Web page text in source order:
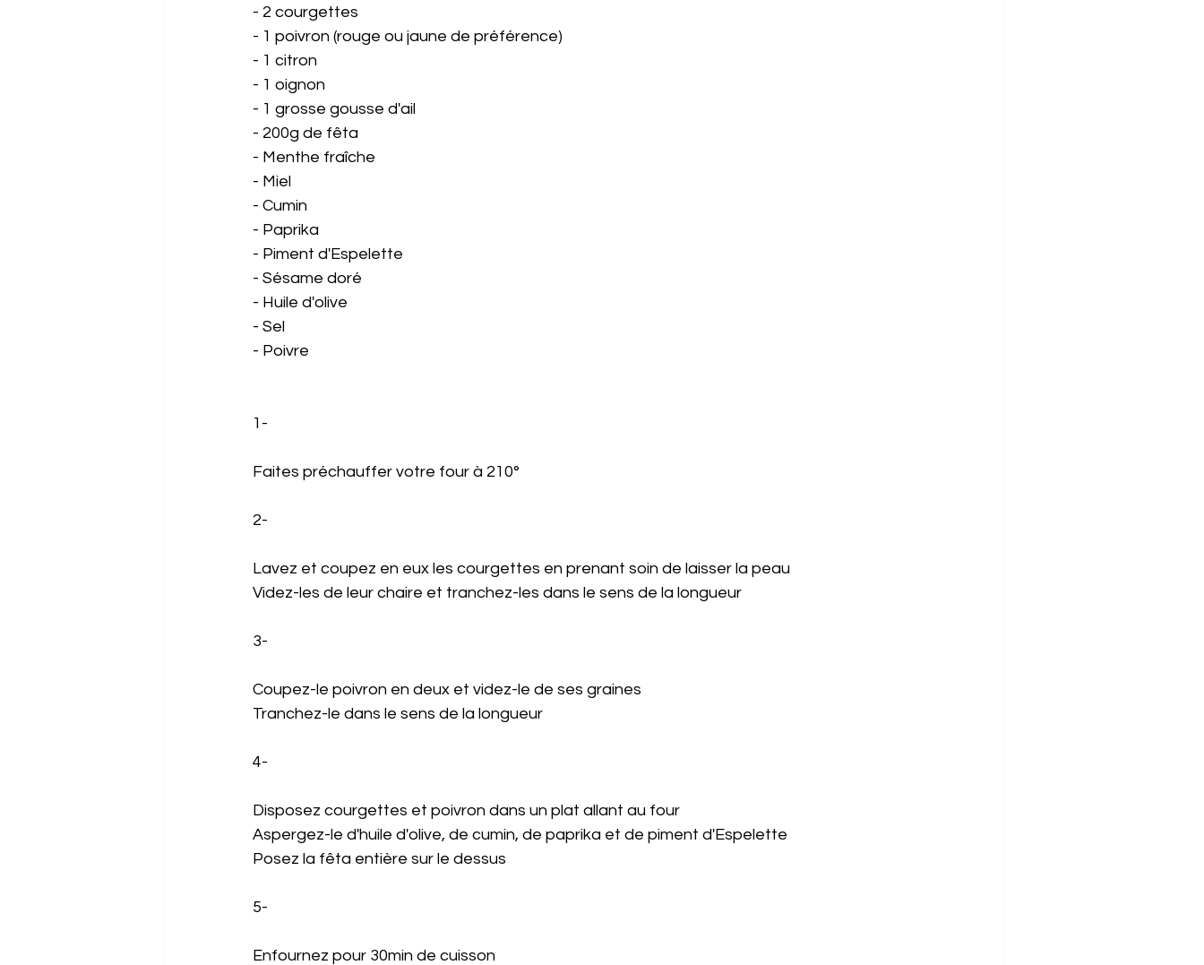
- 2 courgettes
- 1 poivron (rouge ou jaune de préférence)
- 1 citron
- 1 oignon
- 1 grosse gousse d'ail
- 200g de fêta
- Menthe fraîche
- Miel
- Cumin
- Paprika
- Piment d'Espelette
- Sésame doré
- Huile d'olive
- Sel
- Poivre
1-
Faites préchauffer votre four à 210°
2-
Lavez et coupez en eux les courgettes en prenant soin de laisser la peau
Videz-les de leur chaire et tranchez-les dans le sens de la longueur
3-
Coupez-le poivron en deux et videz-le de ses graines
Tranchez-le dans le sens de la longueur
4-
Disposez courgettes et poivron dans un plat allant au four
Aspergez-le d'huile d'olive, de cumin, de paprika et de piment d'Espelette
Posez la fêta entière sur le dessus
5-
Enfournez pour 30min de cuisson